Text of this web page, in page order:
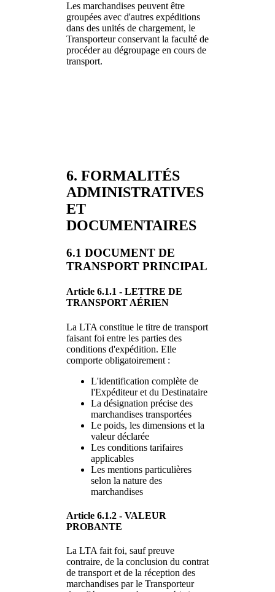
Les marchandises peuvent être
groupées avec d'autres expéditions
dans des unités de chargement, le
Transporteur conservant la faculté de
procéder au dégroupage en cours de
transport.
6. FORMALITÉS
ADMINISTRATIVES
ET
DOCUMENTAIRES
6.1 DOCUMENT DE
TRANSPORT PRINCIPAL
Article 6.1.1 - LETTRE DE
TRANSPORT AÉRIEN
La LTA constitue le titre de transport
faisant foi entre les parties des
conditions d'expédition. Elle
comporte obligatoirement :
L'identification complète de
l'Expéditeur et du Destinataire
La désignation précise des
marchandises transportées
Le poids, les dimensions et la
valeur déclarée
Les conditions tarifaires
applicables
Les mentions particulières
selon la nature des
marchandises
Article 6.1.2 - VALEUR
PROBANTE
La LTA fait foi, sauf preuve
contraire, de la conclusion du contrat
de transport et de la réception des
marchandises par le Transporteur